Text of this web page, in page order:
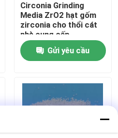
Circonia Grinding
Media ZrO2 hạt gốm
zirconia cho thổi cát
nhà cung cấp
Gửi yêu cầu